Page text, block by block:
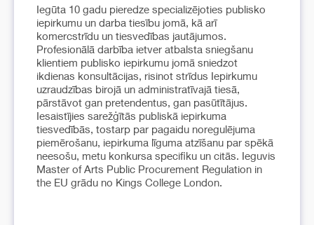
Iegūta 10 gadu pieredze specializējoties publisko
iepirkumu un darba tiesību jomā, kā arī
komercstrīdu un tiesvedības jautājumos.
Profesionālā darbība ietver atbalsta sniegšanu
klientiem publisko iepirkumu jomā sniedzot
ikdienas konsultācijas, risinot strīdus Iepirkumu
uzraudzības birojā un administratīvajā tiesā,
pārstāvot gan pretendentus, gan pasūtītājus.
Iesaistījies sarežģītās publiskā iepirkuma
tiesvedībās, tostarp par pagaidu noregulējuma
piemērošanu, iepirkuma līguma atzīšanu par spēkā
neesošu, metu konkursa specifiku un citās. Ieguvis
Master of Arts Public Procurement Regulation in
the EU grādu no Kings College London.